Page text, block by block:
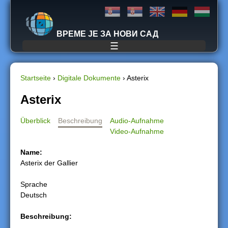
Jump to navigation
ВРЕМЕ ЈЕ ЗА НОВИ САД
☰
S
i
s
i
n
d
Startseite › Digitale Dokumente › Asterix
Asterix
Überblick Beschreibung
Audio-Aufnahme
Video-Aufnahme
Name:
Asterix der Gallier
Sprache
Deutsch
Beschreibung: